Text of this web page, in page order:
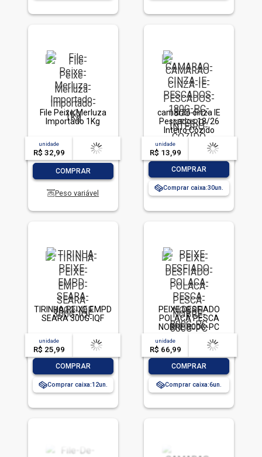
File Peixe Merluza
Importado 1Kg
unidade
R$ 32,99
acima de
-- --,--un.
COMPRAR
Peso variável
camarão cinza IE
Pescados 18/26
Inteiro Cozido
unidade
R$ 13,99
acima de
-- --,--un.
COMPRAR
Comprar caixa:30
TIRINHA PEIXE EMPD
SEARA 300G-IQF
unidade
R$ 25,99
acima de
-- --,--un.
COMPRAR
Comprar caixa:12
PEIXE DESFIADO
POLACA PESCA
NOBRE 800G-PC
unidade
R$ 66,99
acima de
-- --,--un.
COMPRAR
Comprar caixa:6